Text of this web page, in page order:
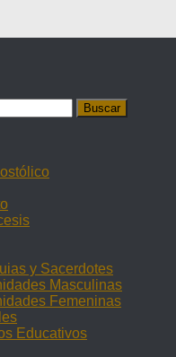
y Sacerdotes
Masculinas
Femeninas
Educativos